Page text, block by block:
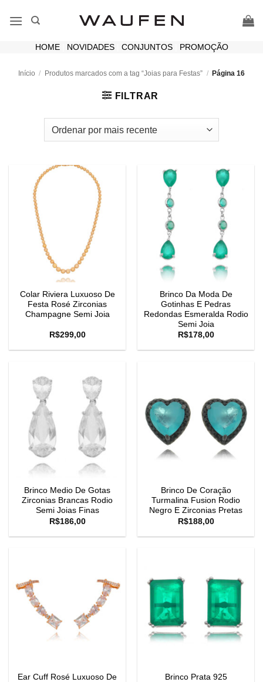
HOME| NOVIDADES| CONJUNTOS| PROMOÇÃO
Início / Produtos marcados com a tag “Joias para Festas” / Página 16
FILTRAR
Colar Riviera Luxuoso De
Festa Rosé Zirconias
Champagne Semi Joia
R$299,00
Brinco Da Moda De
Gotinhas E Pedras
Redondas Esmeralda Rodio
Semi Joia
R$178,00
Brinco Medio De Gotas
Zirconias Brancas Rodio
Semi Joias Finas
R$186,00
Brinco De Coração
Turmalina Fusion Rodio
Negro E Zirconias Pretas
R$188,00
Ear Cuff Rosé Luxuoso De
Brinco Prata 925